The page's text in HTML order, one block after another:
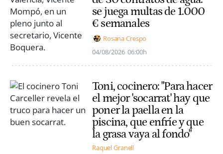
se juega multas de 1.000
€ semanales
Rosana Crespo
04/08/2026 06:00h
Toni, cocinero: "Para hacer
el mejor 'socarrat' hay que
poner la paella en la
piscina, que enfríe y que
la grasa vaya al fondo"
Raquel Granell